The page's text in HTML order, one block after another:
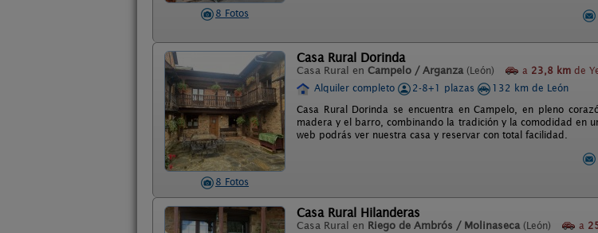
8 Fotos
8 Fotos
Casa Rural Dorinda
Casa Rural en Campelo / Arganza (León) a 23,8 km de
Alquiler completo
2-8+1 plazas
132 km de León
Casa Rural Dorinda se encuentra en Campelo, en pleno
madera y el barro, combinando la tradición y la comodidad en
web podrás ver nuestra casa y reservar con total facilidad.
Casa Rural Hilanderas
Casa Rural en Riego de Ambrós / Molinaseca (León) a